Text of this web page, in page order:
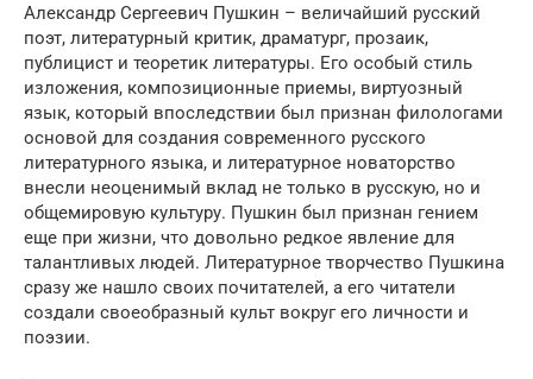
Александр Сергеевич Пушкин – величайший русский
поэт, литературный критик, драматург, прозаик,
публицист и теоретик литературы. Его особый стиль
изложения, композиционные приемы, виртуозный
язык, который впоследствии был признан филологами
основой для создания современного русского
литературного языка, и литературное новаторство
внесли неоценимый вклад не только в русскую, но и
общемировую культуру. Пушкин был признан гением
еще при жизни, что довольно редкое явление для
талантливых людей. Литературное творчество Пушкина
сразу же нашло своих почитателей, а его читатели
создали своеобразный культ вокруг его личности и
поэзии.